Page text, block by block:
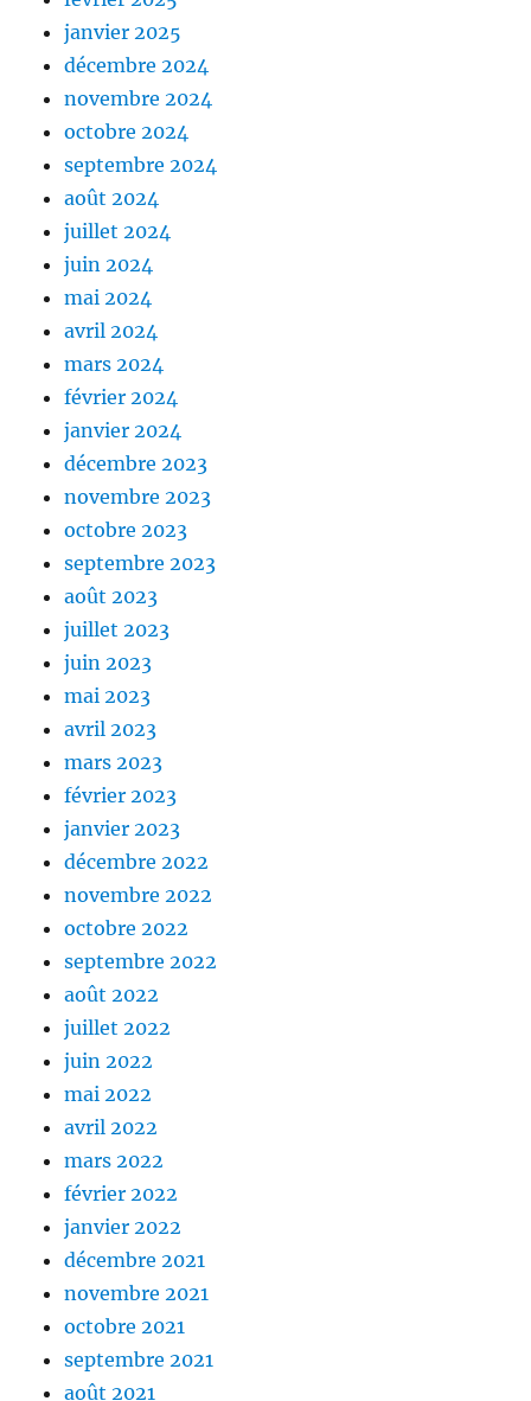
janvier 2025
décembre 2024
novembre 2024
octobre 2024
septembre 2024
août 2024
juillet 2024
juin 2024
mai 2024
avril 2024
mars 2024
février 2024
janvier 2024
décembre 2023
novembre 2023
octobre 2023
septembre 2023
août 2023
juillet 2023
juin 2023
mai 2023
avril 2023
mars 2023
février 2023
janvier 2023
décembre 2022
novembre 2022
octobre 2022
septembre 2022
août 2022
juillet 2022
juin 2022
mai 2022
avril 2022
mars 2022
février 2022
janvier 2022
décembre 2021
novembre 2021
octobre 2021
septembre 2021
août 2021